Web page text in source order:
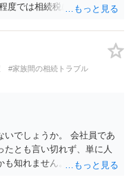
度では相続税に関しては心
はしなければならない可能
除が認められ、税額が０と
#家族間の相続トラブル
いでしょうか。 会社員であ
たとも言い切れず、単に人
も知れません。しかも年80